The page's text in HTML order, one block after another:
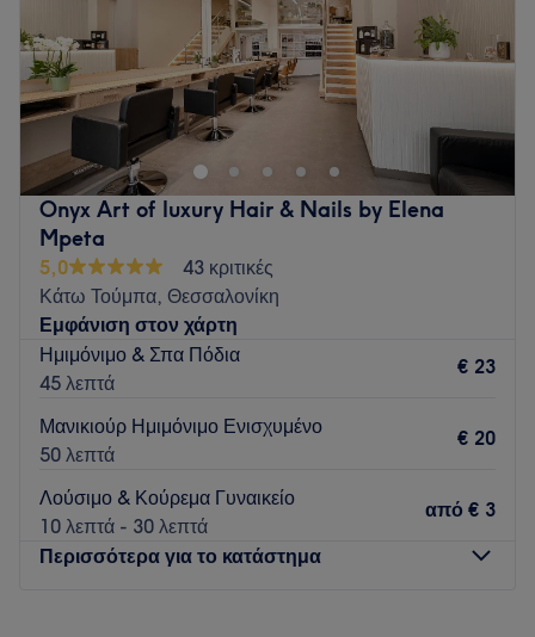
Κλειστό
Το B.U. boutique βρίσκεται στη Πυλαία και προσφέρει μια
μεγάλη γκάμα υπηρεσιών ομορφιάς.
Go to venue
Onyx Art of luxury Hair & Nails by Elena
Mpeta
5,0
43 κριτικές
Κάτω Τούμπα, Θεσσαλονίκη
Εμφάνιση στον χάρτη
Ημιμόνιμο & Σπα Πόδια
45 λεπτά
€ 23
Μανικιούρ Ημιμόνιμο Ενισχυμένο
50 λεπτά
€ 20
Λούσιμο & Κούρεμα Γυναικείο
10 λεπτά - 30 λεπτά
από € 3
Περισσότερα για το κατάστημα